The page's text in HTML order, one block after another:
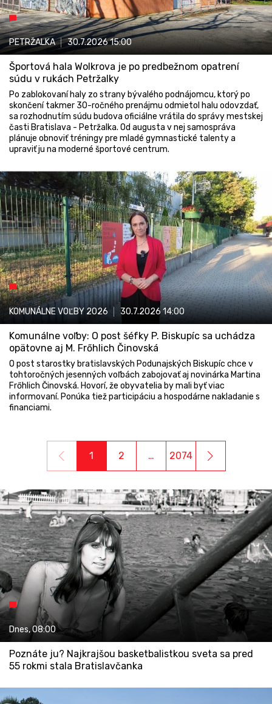
PETRŽALKA 30.7.202615:00
Športová hala Wolkrova je po predbežnom opatrení
súdu v rukách Petržalky
Po zablokovaní haly zo strany bývalého podnájomcu, ktorý po
skončení takmer 30-ročného prenájmu odmietol halu odovzdať,
sa rozhodnutím súdu budova oficiálne vrátila do správy mestskej
časti Bratislava - Petržalka. Od augusta v nej samospráva
plánuje obnoviť tréningy pre mladé gymnastické talenty a
upraviť ju na moderné športové centrum.
KOMUNÁLNE VOĽBY 2026 30.7.202614:00
Komunálne voľby: O post šéfky P. Biskupíc sa uchádza
opätovne aj M. Frőhlich Činovská
O post starostky bratislavských Podunajských Biskupíc chce v
tohtoročných jesenných voľbách zabojovať aj novinárka Martina
Frőhlich Činovská. Hovorí, že obyvatelia by mali byť viac
informovaní. Ponúka tiež participáciu a hospodárne nakladanie s
financiami.
1 2 … 2074
Dnes,08:00
Poznáte ju? Najkrajšou basketbalistkou sveta sa pred
55 rokmi stala Bratislavčanka